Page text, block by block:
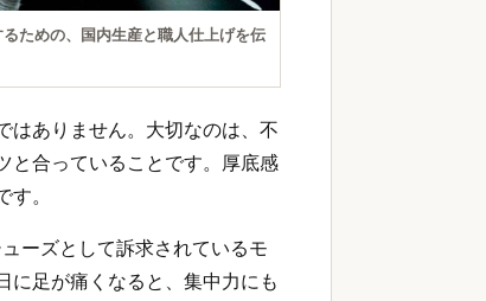
ための、国内生産と職人仕上げを伝
はありません。大切なのは、不
と合っていることです。厚底感
。
ーズとして訴求されているモ
に足が痛くなると、集中力にも